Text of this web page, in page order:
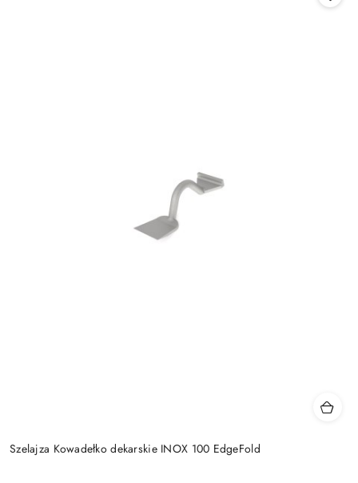
Szelajza Kowadełko dekarskie INOX 100 EdgeFold